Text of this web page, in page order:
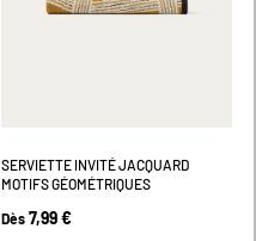
SERVIETTE INVITÉ JACQUARD
MOTIFS GÉOMÉTRIQUES
Dès 7,99 €